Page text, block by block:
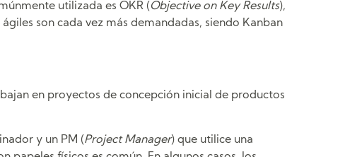
utilizada es OKR (Objective on Key Results),
son cada vez más demandadas, siendo Kanban
en proyectos de concepción inicial de productos
y un PM (Project Manager) que utilice una